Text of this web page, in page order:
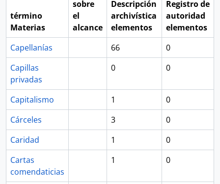
término
Materias
sobre
el
alcance
Descripción
archivística
elementos
Registro de
autoridad
elementos
Capellanías
66
0
Capillas
privadas
0 0
Capitalismo 1
0
Cárceles
3
0
Caridad
1
0
Cartas
comendaticias
1 0